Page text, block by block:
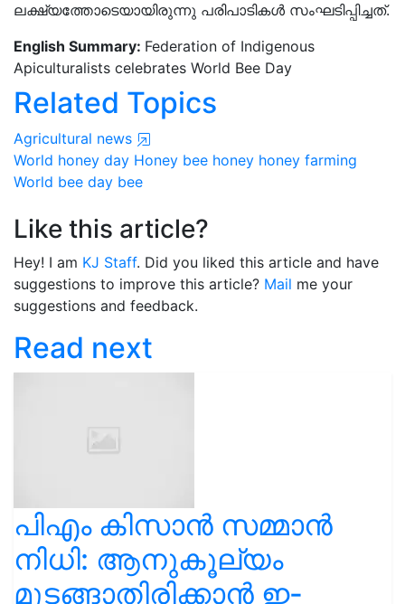
ലക്ഷ്യത്തോടെയായിരുന്നു പരിപാടികൾ സംഘടിപ്പിച്ചത്.
English Summary: Federation of Indigenous
Apiculturalists celebrates World Bee Day
Related Topics
Agricultural news
World honey day Honey bee honey honey farming
World bee day bee
Like this article?
Hey! I am KJ Staff. Did you liked this article and have
suggestions to improve this article? Mail me your
suggestions and feedback.
Read next
പിഎം കിസാൻ സമ്മാൻ
നിധി: ആനുകൂല്യം
മുടങ്ങാതിരിക്കാൻ ഇ-